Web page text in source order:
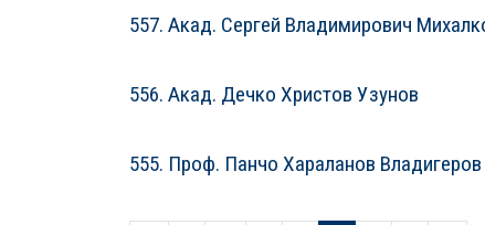
557. Акад. Сергей Владимирович
556. Акад. Дечко Христов Узунов
555. Проф. Панчо Хараланов Владигеров